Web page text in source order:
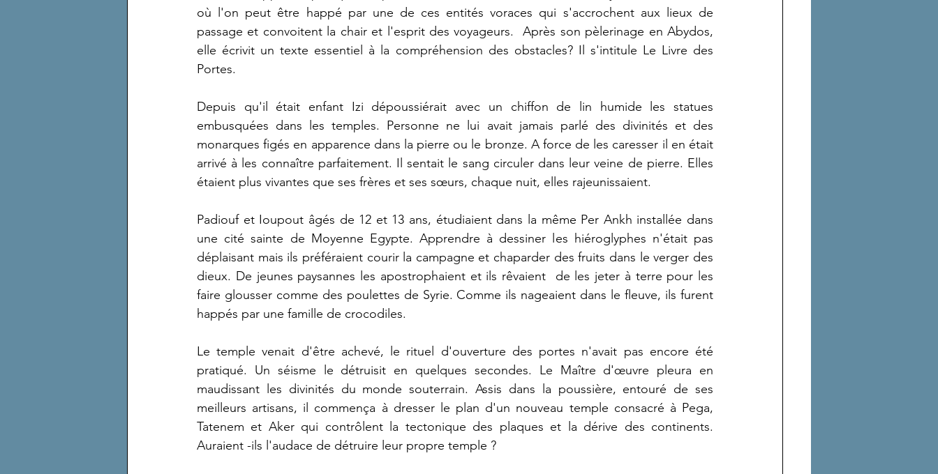
où l'on peut être happé par une de ces entités voraces qui s'accrochent aux lieux de
passage et convoitent la chair et l'esprit des voyageurs.  Après son pèlerinage en Abydos,
elle écrivit un texte essentiel à la compréhension des obstacles? Il s'intitule Le Livre des
Portes.
Depuis qu'il était enfant Izi dépoussiérait avec un chiffon de lin humide les statues
embusquées dans les temples. Personne ne lui avait jamais parlé des divinités et des
monarques figés en apparence dans la pierre ou le bronze. A force de les caresser il en était
arrivé à les connaître parfaitement. Il sentait le sang circuler dans leur veine de pierre. Elles
étaient plus vivantes que ses frères et ses sœurs, chaque nuit, elles rajeunissaient.
Padiouf et Ioupout âgés de 12 et 13 ans, étudiaient dans la même Per Ankh installée dans
une cité sainte de Moyenne Egypte. Apprendre à dessiner les hiéroglyphes n'était pas
déplaisant mais ils préféraient courir la campagne et chaparder des fruits dans le verger des
dieux. De jeunes paysannes les apostrophaient et ils rêvaient  de les jeter à terre pour les
faire glousser comme des poulettes de Syrie. Comme ils nageaient dans le fleuve, ils furent
happés par une famille de crocodiles.
Le temple venait d'être achevé, le rituel d'ouverture des portes n'avait pas encore été
pratiqué. Un séisme le détruisit en quelques secondes. Le Maître d'œuvre pleura en
maudissant les divinités du monde souterrain. Assis dans la poussière, entouré de ses
meilleurs artisans, il commença à dresser le plan d'un nouveau temple consacré à Pega,
Tatenem et Aker qui contrôlent la tectonique des plaques et la dérive des continents.
Auraient -ils l'audace de détruire leur propre temple ?